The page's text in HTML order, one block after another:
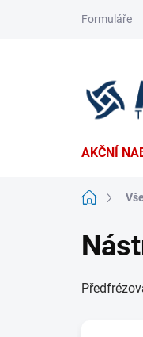
Formuláře
AKČNÍ
Domů